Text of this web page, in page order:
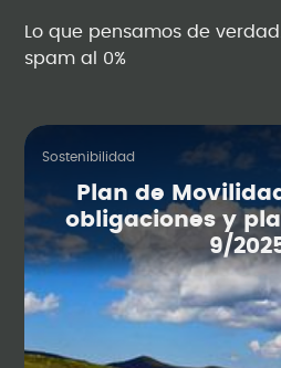
Lo que pensamos de
spam al 0%
Sostenibilidad
Plan de
obligaciones y
9/